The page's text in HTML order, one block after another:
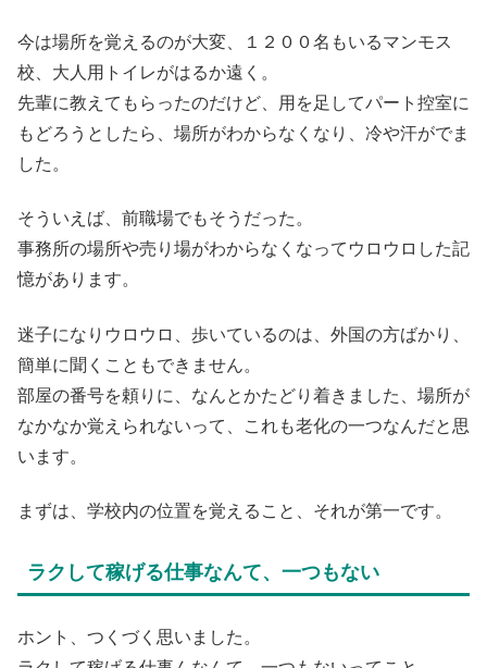
今は場所を覚えるのが大変、１２００名もいるマンモス
校、大人用トイレがはるか遠く。
先輩に教えてもらったのだけど、用を足してパート控室に
もどろうとしたら、場所がわからなくなり、冷や汗がでま
した。
そういえば、前職場でもそうだった。
事務所の場所や売り場がわからなくなってウロウロした記
憶があります。
迷子になりウロウロ、歩いているのは、外国の方ばかり、
簡単に聞くこともできません。
部屋の番号を頼りに、なんとかたどり着きました、場所が
なかなか覚えられないって、これも老化の一つなんだと思
います。
まずは、学校内の位置を覚えること、それが第一です。
ラクして稼げる仕事なんて、一つもない
ホント、つくづく思いました。